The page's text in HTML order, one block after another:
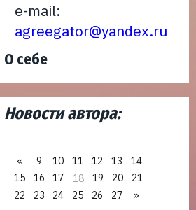
e-mail:
agreegator@yandex.ru
О себе
Новости автора:
« 9 10 11 12 13
14
15
16 17 18 19 20
21
22
23 24 25 26 27 »